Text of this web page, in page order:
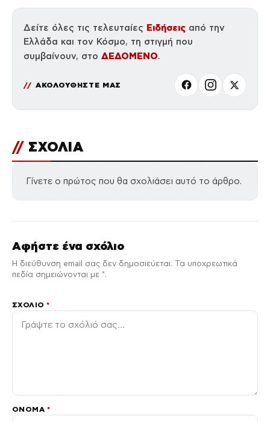
Δείτε όλες τις τελευταίες Ειδήσεις από την
Ελλάδα και τον Κόσμο, τη στιγμή που
συμβαίνουν, στο ΔΕΔΟΜΕΝΟ.
ΑΚΟΛΟΥΘΗΣΤΕ ΜΑΣ
// ΣΧΟΛΙΑ
Γίνετε ο πρώτος που θα σχολιάσει αυτό το άρθρο.
Αφήστε ένα σχόλιο
Η διεύθυνση email σας δεν δημοσιεύεται. Τα υποχρεωτικά
πεδία σημειώνονται με *.
ΣΧΌΛΙΟ*
ΌΝΟΜΑ *